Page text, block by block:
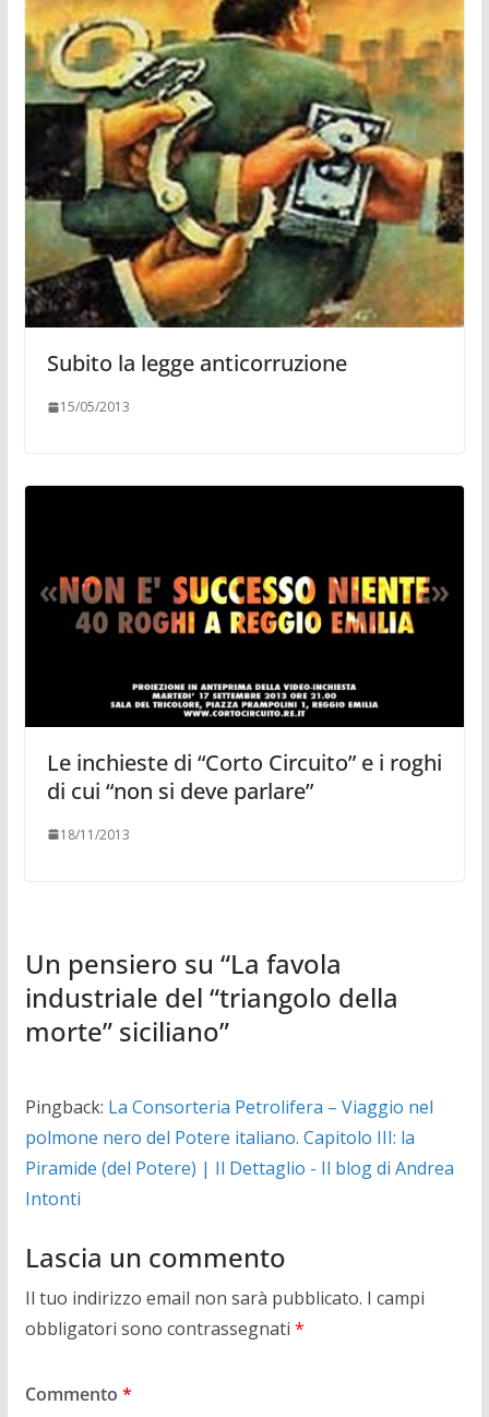
Subito la legge anticorruzione
15/05/2013
Le inchieste di “Corto Circuito” e i roghi
di cui “non si deve parlare”
18/11/2013
Un pensiero su “La favola
industriale del “triangolo della
morte” siciliano”
Pingback: La Consorteria Petrolifera – Viaggio nel
polmone nero del Potere italiano. Capitolo III: la
Piramide (del Potere) | Il Dettaglio - Il blog di Andrea
Intonti
Lascia un commento
Il tuo indirizzo email non sarà pubblicato. I campi
obbligatori sono contrassegnati *
Commento *